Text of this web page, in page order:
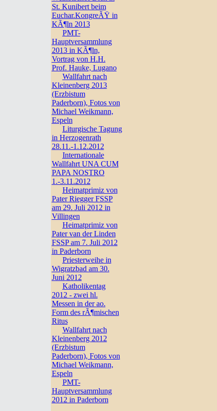
St. Kunibert beim
Euchar.KongreÃŸ in
KÃ¶ln 2013
PMT-
Hauptversammlung
2013 in KÃ¶ln,
Vortrag von H.H.
Prof. Hauke, Lugano
Wallfahrt nach
Kleinenberg 2013
(Erzbistum
Paderborn), Fotos von
Michael Weikmann,
Espeln
Liturgische Tagung
in Herzogenrath
28.11.-1.12.2012
Internationale
Wallfahrt UNA CUM
PAPA NOSTRO
1.-3.11.2012
Heimatprimiz von
Pater Riegger FSSP
am 29. Juli 2012 in
Villingen
Heimatprimiz von
Pater van der Linden
FSSP am 7. Juli 2012
in Paderborn
Priesterweihe in
Wigratzbad am 30.
Juni 2012
Katholikentag
2012 - zwei hl.
Messen in der ao.
Form des rÃ¶mischen
Ritus
Wallfahrt nach
Kleinenberg 2012
(Erzbistum
Paderborn), Fotos von
Michael Weikmann,
Espeln
PMT-
Hauptversammlung
2012 in Paderborn